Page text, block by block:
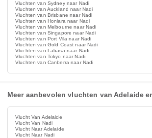
Vluchten van Sydney naar Nadi
Vluchten van Auckland naar Nadi
Vluchten van Brisbane naar Nadi
Vluchten van Honiara naar Nadi
Vluchten van Melbourne naar Nadi
Vluchten van Singapore naar Nadi
Vluchten van Port Vila naar Nadi
Vluchten van Gold Coast naar Nadi
Vluchten van Labasa naar Nadi
Vluchten van Tokyo naar Nadi
Vluchten van Canberra naar Nadi
Meer aanbevolen vluchten van Adelaide
Vlucht Van Adelaide
Vlucht Van Nadi
Vlucht Naar Adelaide
Vlucht Naar Nadi